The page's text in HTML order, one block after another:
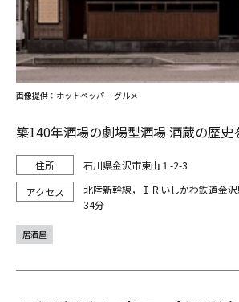
築140年酒場の劇場型酒場 酒蔵の歴史
石川県金沢市東山１-2-3
北陸新幹線，ＩＲいしかわ鉄道金
34分
画像提供：ホットペッパー グルメ
居酒屋